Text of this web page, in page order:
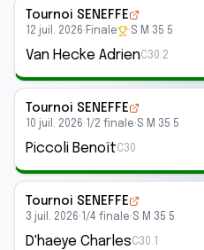
Tournoi SENEFFE
12 juil. 2026· Finale ·S M 35 5
Van Hecke AdrienC30.2
Tournoi SENEFFE
10 juil. 2026· 1/2 finale·S M 35 5
Piccoli BenoîtC30
Tournoi SENEFFE
3 juil. 2026· 1/4 finale·S M 35 5
D'haeye CharlesC30.1